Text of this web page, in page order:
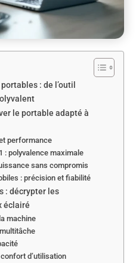
: de l’outil
le portable adapté à
performance
: polyvalence maximale
sans compromis
: précision et fiabilité
: décrypter les
éclairé
machine
d’utilisation